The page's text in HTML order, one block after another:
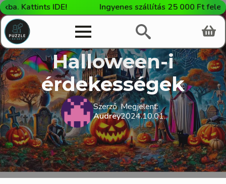
IDE! Ingyenes szállítás 25 000 Ft feletti
Halloween-i
érdekességek
Szerző
Audrey
Megjelent:
2024.10.01.